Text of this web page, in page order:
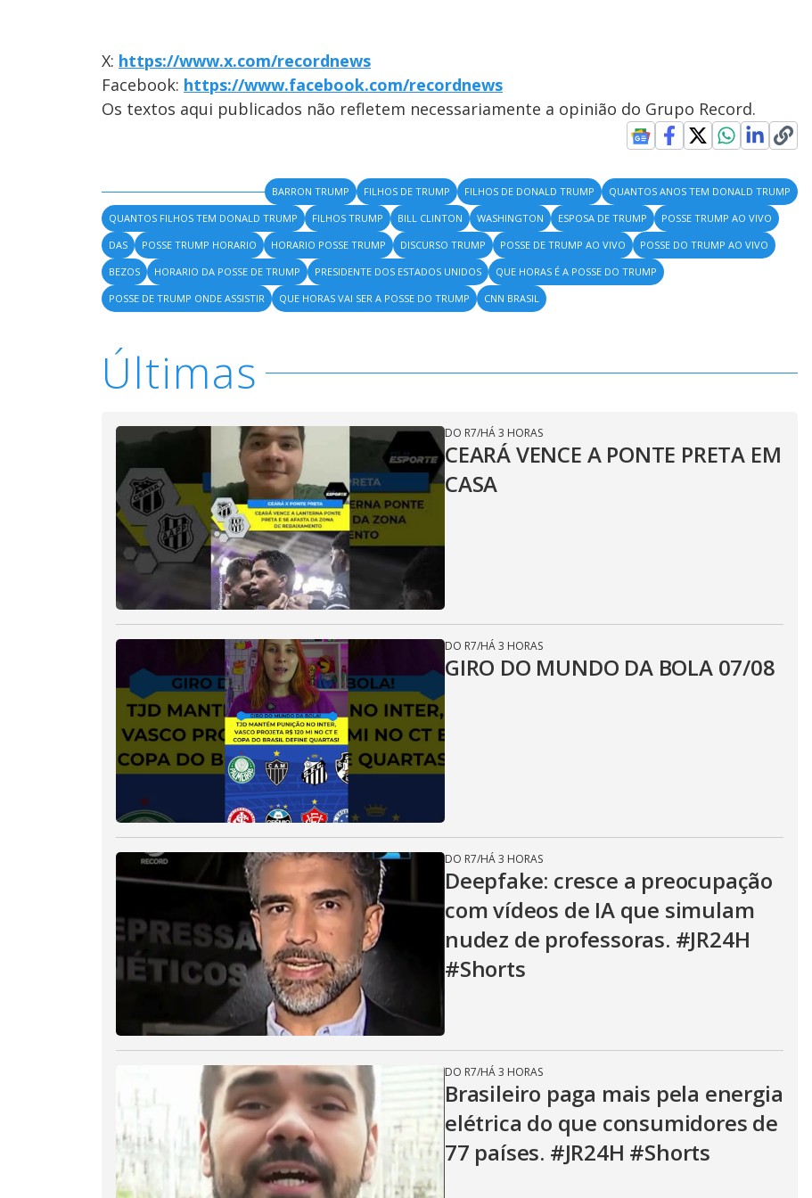
X: https://www.x.com/recordnews
Facebook: https://www.facebook.com/recordnews
Os textos aqui publicados não refletem necessariamente a opinião do Grupo Record.
BARRON TRUMP FILHOS DE TRUMP FILHOS DE DONALD TRUMP
QUANTOS ANOS TEM DONALD TRUMP
QUANTOS FILHOS TEM DONALD TRUMP
FILHOS TRUMP BILL CLINTON WASHINGTON ESPOSA DE TRUMP
POSSE TRUMP AO VIVO
DAS
POSSE TRUMP HORARIO HORARIO POSSE TRUMP DISCURSO TRUMP POSSE DE TRUMP AO VIVO
POSSE DO TRUMP AO VIVO
BEZOS
HORARIO DA POSSE DE TRUMP PRESIDENTE DOS ESTADOS UNIDOS
QUE HORAS É A POSSE DO TRUMP
POSSE DE TRUMP ONDE ASSISTIR
QUE HORAS VAI SER A POSSE DO TRUMP CNN BRASIL
Últimas
DO R7/HÁ 3 HORAS
CEARÁ VENCE A PONTE PRETA EM
CASA
DO R7/HÁ 3 HORAS
GIRO DO MUNDO DA BOLA 07/08
DO R7/HÁ 3 HORAS
Deepfake: cresce a preocupação
com vídeos de IA que simulam
nudez de professoras. #JR24H
#Shorts
DO R7/HÁ 3 HORAS
Brasileiro paga mais pela energia
elétrica do que consumidores de
77 países. #JR24H #Shorts